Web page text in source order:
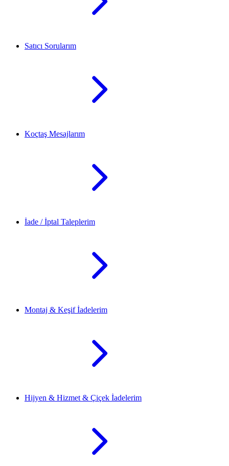
Satıcı Sorularım
Koçtaş Mesajlarım
İade / İptal Taleplerim
Montaj & Keşif İadelerim
Hijyen & Hizmet & Çiçek İadelerim